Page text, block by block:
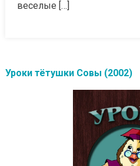
веселые […]
Уроки тётушки Совы (2002)